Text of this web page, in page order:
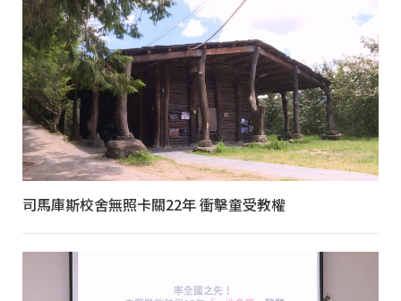
司馬庫斯校舍無照卡關22年 衝擊童受教權